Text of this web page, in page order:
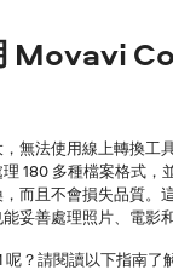
Movavi
無法使用線上轉換
180 多種檔案格式
而且不會損失品質
妥善處理照片、電影和
？請閱讀以下指南了